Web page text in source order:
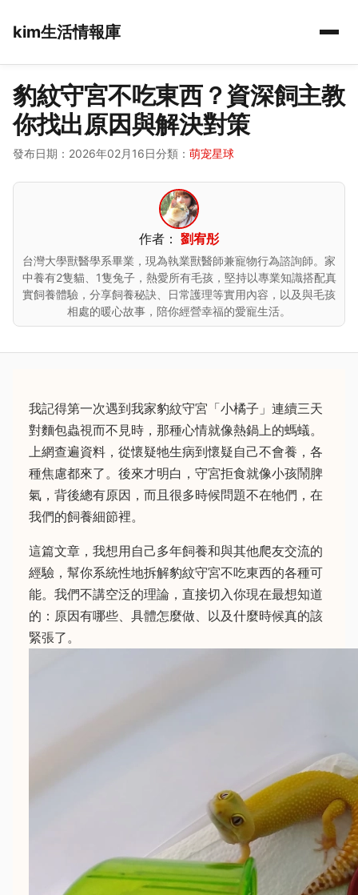
kim生活情報庫
豹紋守宮不吃東西？資深飼主教
你找出原因與解決對策
發布日期：2026年02月16日分類： 萌宠星球
作者： 劉宥彤
台灣大學獸醫學系畢業，現為執業獸醫師兼寵物行為諮詢師。家
中養有2隻貓、1隻兔子，熱愛所有毛孩，堅持以專業知識搭配真
實飼養體驗，分享飼養秘訣、日常護理等實用內容，以及與毛孩
相處的暖心故事，陪你經營幸福的愛寵生活。
我記得第一次遇到我家豹紋守宮「小橘子」連續三天
對麵包蟲視而不見時，那種心情就像熱鍋上的螞蟻。
上網查遍資料，從懷疑牠生病到懷疑自己不會養，各
種焦慮都來了。後來才明白，守宮拒食就像小孩鬧脾
氣，背後總有原因，而且很多時候問題不在牠們，在
我們的飼養細節裡。
這篇文章，我想用自己多年飼養和與其他爬友交流的
經驗，幫你系統性地拆解豹紋守宮不吃東西的各種可
能。我們不講空泛的理論，直接切入你現在最想知道
的：原因有哪些、具體怎麼做、以及什麼時候真的該
緊張了。